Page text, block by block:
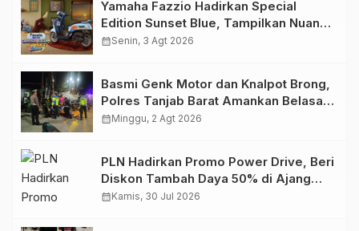
Yamaha Fazzio Hadirkan Special
Edition Sunset Blue, Tampilkan Nuansa
Retro Summer yang Semakin Skena
calendar_monthSenin, 3 Agt 2026
Basmi Genk Motor dan Knalpot Brong,
Polres Tanjab Barat Amankan Belasan
Kendaraan
calendar_monthMinggu, 2 Agt 2026
PLN Hadirkan Promo Power Drive, Beri
Diskon Tambah Daya 50% di Ajang
GIIAS 2026
calendar_monthKamis, 30 Jul 2026